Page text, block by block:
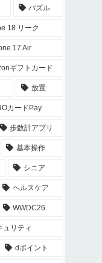
パズル
18 リーク
17 Air
ギフトカード
放置
カードPay
歩数計アプリ
基本操作
シニア
ヘルスケア
WWDC26
ュリティ
dポイント